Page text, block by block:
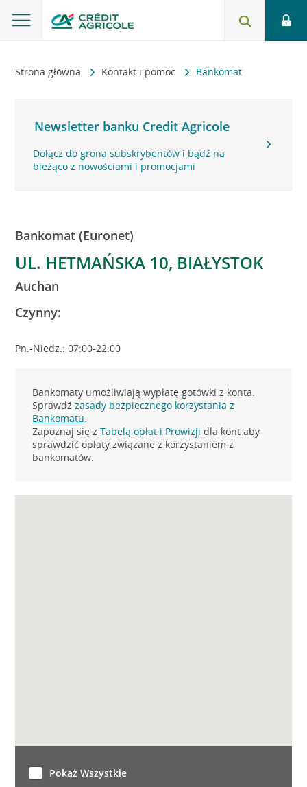
Strona główna Kontakt i pomoc Bankomat
Newsletter banku Credit Agricole
Dołącz do grona subskrybentów i bądź na
bieżąco z nowościami i promocjami
Bankomat (Euronet)
UL. HETMAŃSKA 10, BIAŁYSTOK
Auchan
Czynny:
Pn.-Niedz.: 07:00-22:00
Bankomaty umożliwiają wypłatę gotówki z konta.
Sprawdźzasady bezpiecznego korzystania z
Bankomatu.
Zapoznaj się zTabelą opłat i Prowizji dla kont aby
sprawdzić opłaty związane z korzystaniem z
bankomatów.
Pokaż Wszystkie